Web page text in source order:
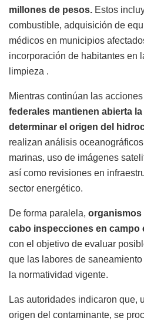
millones de pesos. Estos
combustible, adquisición de
médicos en municipios
incorporación de habitantes en
limpieza .
Mientras continúan las
federales mantienen abierta
determinar el origen del
realizan análisis
marinas, uso de imágenes
así como revisiones en
sector energético.
De forma paralela, organismos
cabo inspecciones en campo
con el objetivo de evaluar
que las labores de
la normatividad vigente.
Las autoridades indicaron que,
origen del contaminante, se